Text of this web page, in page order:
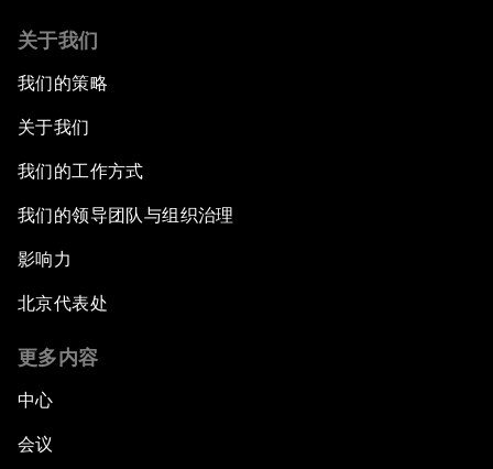
关于我们
我们的策略
关于我们
我们的工作方式
我们的领导团队与组织治理
影响力
北京代表处
更多内容
中心
会议